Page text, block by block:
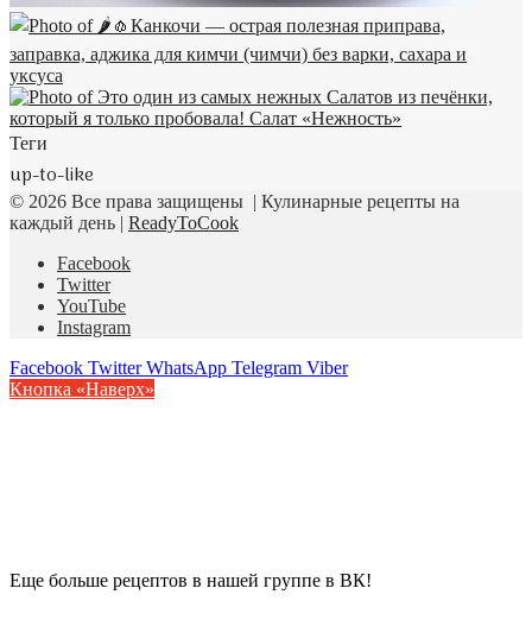
Теги
up-to-like
© 2026 Все права защищены | Кулинарные рецепты на
каждый день | ReadyToCook
Facebook
Twitter
YouTube
Instagram
Facebook Twitter WhatsApp Telegram Viber
Кнопка «Наверх»
Еще больше рецептов в нашей группе в ВК!